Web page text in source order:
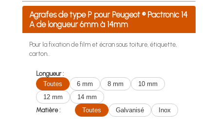
Achetez 4 sachets ou boîtes d'agrafes ou de pointes et
Agrafes de type P pour Peugeot ® Pactronic 14
A de longueur 6mm à 14mm
Pour la fixation de film et écran sous toiture, étiquette,
carton...
Longueur :
Toutes
6 mm 8 mm
10 mm
12 mm
14 mm
Matière :
Toutes Galvanisé Inox